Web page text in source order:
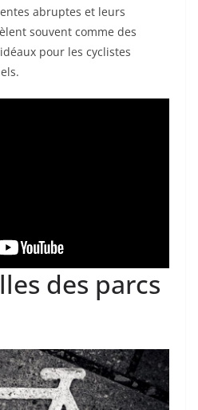
abruptes et leurs
souvent comme des
pour les cyclistes
des parcs